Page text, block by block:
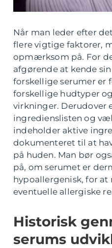
Når man leder efter
flere vigtige faktorer,
opmærksom på. For
afgørende at kende
forskellige serumer er
forskellige hudtyper
virkninger.
ingredienslisten og
indeholder aktive
dokumenteret til at
på huden. Man bør
på, om serumet er
hypoallergenisk, for
eventuelle allergiske
Historisk
serums